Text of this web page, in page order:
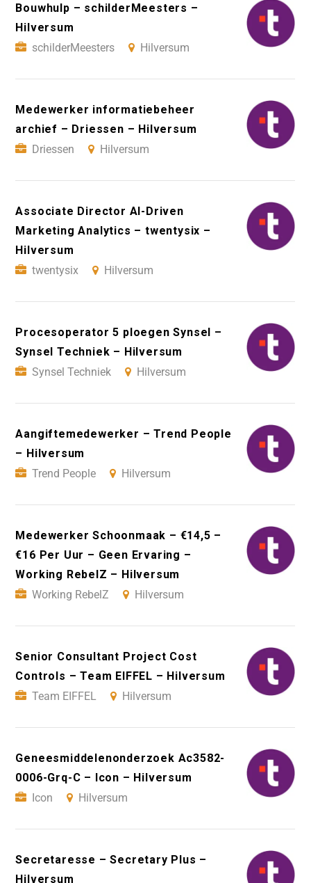
Bouwhulp – schilderMeesters –
Hilversum
schilderMeesters
Hilversum
Medewerker informatiebeheer
archief – Driessen – Hilversum
Driessen
Hilversum
Associate Director AI-Driven
Marketing Analytics – twentysix –
Hilversum
twentysix
Hilversum
Procesoperator 5 ploegen Synsel –
Synsel Techniek – Hilversum
Synsel Techniek
Hilversum
Aangiftemedewerker – Trend People
– Hilversum
Trend People
Hilversum
Medewerker Schoonmaak – €14,5 –
€16 Per Uur – Geen Ervaring –
Working RebelZ – Hilversum
Working RebelZ
Hilversum
Senior Consultant Project Cost
Controls – Team EIFFEL – Hilversum
Team EIFFEL
Hilversum
Geneesmiddelenonderzoek Ac3582-
0006-Grq-C – Icon – Hilversum
Icon
Hilversum
Secretaresse – Secretary Plus –
Hilversum